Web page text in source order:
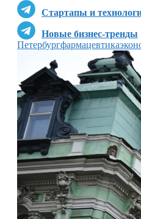
Стартапы и
Новые бизнес-тренды
Петербургфармацевтика